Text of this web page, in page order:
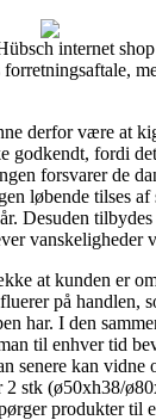
internet
derfor være at
godkendt, fordi
forsvarer de
løbende tilses af
Desuden
vanskeligheder
at kunden er
på handlen,
har. I den
til enhver tid
senere kan vidne
stk (ø50xh38/
produkter til